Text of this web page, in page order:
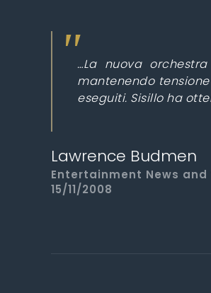
…La nuova
mantenendo
eseguiti. Sisillo ha
Lawrence Budmen
Entertainment News and
15/11/2008